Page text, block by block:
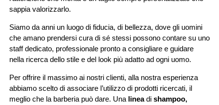
sappia valorizzarlo.
Siamo da anni un luogo di fiducia, di bellezza, dove gli uomini
che amano prendersi cura di sé stessi possono contare su uno
staff dedicato, professionale pronto a consigliare e guidare
nella ricerca dello stile e del look più adatto ad ogni uomo.
Per offrire il massimo ai nostri clienti, alla nostra esperienza
abbiamo scelto di associare l’utilizzo di prodotti ricercati, il
meglio che la barberia può dare. Una lineadishampoo,